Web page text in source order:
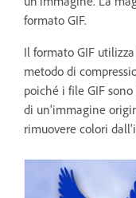
formato GIF.
Il formato GIF
metodo di
poiché i file GIF
di un'immagine
rimuovere colori